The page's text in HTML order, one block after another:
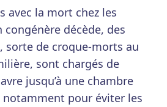
avec la mort chez les
congénère décède, des
sorte de croque-morts au
sont chargés de
jusqu’à une chambre
notamment pour éviter les